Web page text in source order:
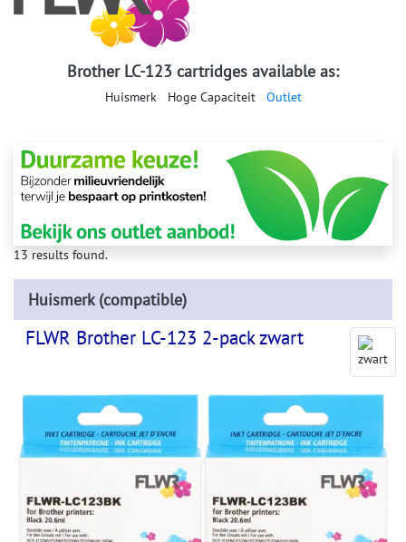
Brother LC-123 cartridges available as:
Huismerk Hoge Capaciteit Outlet
13 results found.
Huismerk (compatible)
FLWR Brother LC-123 2-pack zwart